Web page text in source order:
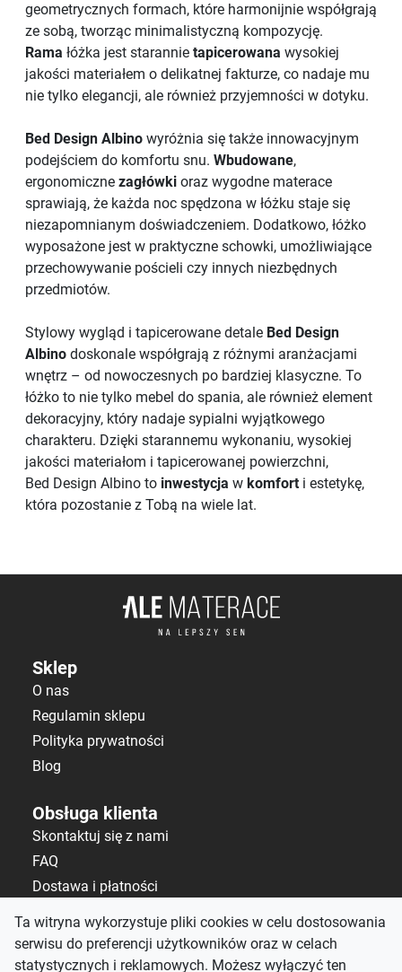
geometrycznych formach, które harmonijnie współgrają
ze sobą, tworząc minimalistyczną kompozycję.
Rama łóżka jest starannie tapicerowana wysokiej
jakości materiałem o delikatnej fakturze, co nadaje mu
nie tylko elegancji, ale również przyjemności w dotyku.
Bed Design Albino wyróżnia się także innowacyjnym
podejściem do komfortu snu. Wbudowane,
ergonomiczne zagłówki oraz wygodne materace
sprawiają, że każda noc spędzona w łóżku staje się
niezapomnianym doświadczeniem. Dodatkowo, łóżko
wyposażone jest w praktyczne schowki, umożliwiające
przechowywanie pościeli czy innych niezbędnych
przedmiotów.
Stylowy wygląd i tapicerowane detale Bed Design
Albino doskonale współgrają z różnymi aranżacjami
wnętrz – od nowoczesnych po bardziej klasyczne. To
łóżko to nie tylko mebel do spania, ale również element
dekoracyjny, który nadaje sypialni wyjątkowego
charakteru. Dzięki starannemu wykonaniu, wysokiej
jakości materiałom i tapicerowanej powierzchni,
Bed Design Albino to inwestycja w komfort i estetykę,
która pozostanie z Tobą na wiele lat.
Ta witryna wykorzystuje pliki cookies w celu dostosowania
serwisu do preferencji użytkowników oraz w celach
statystycznych i reklamowych. Możesz wyłączyć ten
Sklep
O nas
Regulamin sklepu
Polityka prywatności
Blog
Obsługa klienta
Skontaktuj się z nami
FAQ
Dostawa i płatności
Kontakt